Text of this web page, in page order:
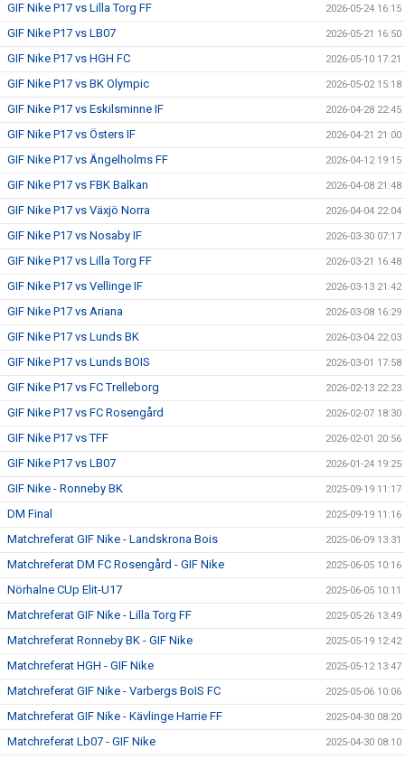
GIF Nike P17 vs Lilla Torg FF 2026-05-24 16:15
GIF Nike P17 vs LB07 2026-05-21 16:50
GIF Nike P17 vs HGH FC 2026-05-10 17:21
GIF Nike P17 vs BK Olympic 2026-05-02 15:18
GIF Nike P17 vs Eskilsminne IF 2026-04-28 22:45
GIF Nike P17 vs Östers IF 2026-04-21 21:00
GIF Nike P17 vs Ängelholms FF 2026-04-12 19:15
GIF Nike P17 vs FBK Balkan 2026-04-08 21:48
GIF Nike P17 vs Växjö Norra 2026-04-04 22:04
GIF Nike P17 vs Nosaby IF 2026-03-30 07:17
GIF Nike P17 vs Lilla Torg FF 2026-03-21 16:48
GIF Nike P17 vs Vellinge IF 2026-03-13 21:42
GIF Nike P17 vs Ariana 2026-03-08 16:29
GIF Nike P17 vs Lunds BK 2026-03-04 22:03
GIF Nike P17 vs Lunds BOIS 2026-03-01 17:58
GIF Nike P17 vs FC Trelleborg 2026-02-13 22:23
GIF Nike P17 vs FC Rosengård 2026-02-07 18:30
GIF Nike P17 vs TFF 2026-02-01 20:56
GIF Nike P17 vs LB07 2026-01-24 19:25
GIF Nike - Ronneby BK 2025-09-19 11:17
DM Final 2025-09-19 11:16
Matchreferat GIF Nike - Landskrona Bois 2025-06-09 13:31
Matchreferat DM FC Rosengård - GIF Nike 2025-06-05 10:16
Nörhalne CUp Elit-U17 2025-06-05 10:11
Matchreferat GIF Nike - Lilla Torg FF 2025-05-26 13:49
Matchreferat Ronneby BK - GIF Nike 2025-05-19 12:42
Matchreferat HGH - GIF Nike 2025-05-12 13:47
Matchreferat GIF Nike - Varbergs BoIS FC 2025-05-06 10:06
Matchreferat GIF Nike - Kävlinge Harrie FF 2025-04-30 08:20
Matchreferat Lb07 - GIF Nike 2025-04-30 08:10